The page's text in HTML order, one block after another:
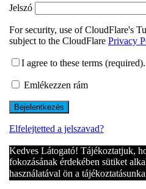
Jelszó
For security, use of CloudFlare's
subject to the CloudFlare Privacy
I agree to these terms (required).
Emlékezzen rám
Elfelejtetted a jelszavad?
Kedves Látogató! Tájékoztatjuk,
fokozásának érdekében sütiket
használatával ön a